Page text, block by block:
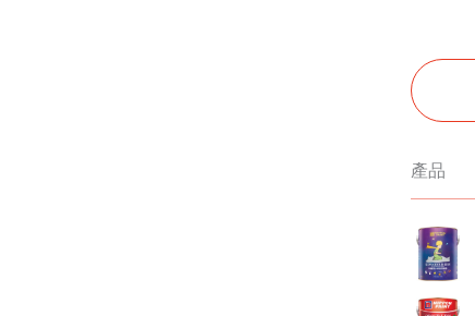
產品